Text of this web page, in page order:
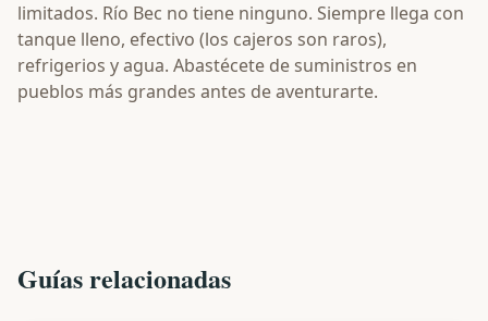
limitados. Río Bec no tiene ninguno. Siempre llega con
tanque lleno, efectivo (los cajeros son raros),
refrigerios y agua. Abastécete de suministros en
pueblos más grandes antes de aventurarte.
Guías relacionadas